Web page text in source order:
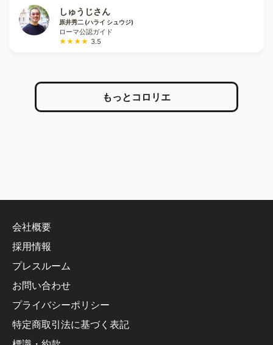
しゅうじさん
原井秀二 (ハライ シュウジ)
ローマ公認ガイド
★★★★ 3.5
もっとコロリエ
会社概要
採用情報
プレスルーム
お問い合わせ
プライバシーポリシー
特定商取引法に基づく表記